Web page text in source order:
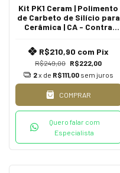
Kit PK1 Ceram | Polimento
de Carbeto de Silício para
Cerâmica | CA - Contra
R$249,00 R$222,00
R$210,90 com Pix
2x de R$111,00 sem juros
COMPRAR
Quero falar com
Especialista